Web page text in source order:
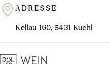
ADRESSE
Kellau 160, 5431 Kuchl